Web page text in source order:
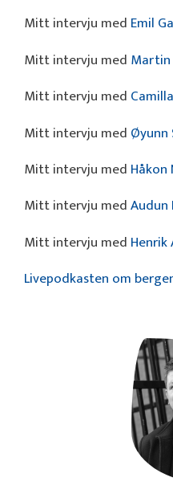
Mitt intervju med Emil
Mitt intervju med Martin
Mitt intervju med
Mitt intervju med Øyunn
Mitt intervju med Håkon
Mitt intervju medAudun
Mitt intervju med Henrik
Livepodkasten om